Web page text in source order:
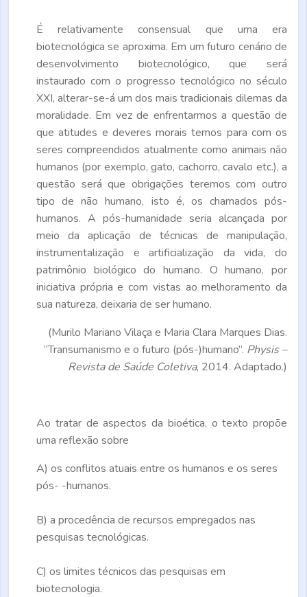
É relativamente consensual que uma era
biotecnológica se aproxima. Em um futuro cenário de
desenvolvimento biotecnológico, que será
instaurado com o progresso tecnológico no século
XXI, alterar-se-á um dos mais tradicionais dilemas da
moralidade. Em vez de enfrentarmos a questão de
que atitudes e deveres morais temos para com os
seres compreendidos atualmente como animais não
humanos (por exemplo, gato, cachorro, cavalo etc.), a
questão será que obrigações teremos com outro
tipo de não humano, isto é, os chamados pós-
humanos. A pós-humanidade seria alcançada por
meio da aplicação de técnicas de manipulação,
instrumentalização e artificialização da vida, do
patrimônio biológico do humano. O humano, por
iniciativa própria e com vistas ao melhoramento da
sua natureza, deixaria de ser humano.
(Murilo Mariano Vilaça e Maria Clara Marques Dias.
“Transumanismo e o futuro (pós-)humano”. Physis –
Revista de Saúde Coletiva, 2014. Adaptado.)
Ao tratar de aspectos da bioética, o texto propõe
uma reflexão sobre
A) os conflitos atuais entre os humanos e os seres
pós- -humanos.
B) a procedência de recursos empregados nas
pesquisas tecnológicas.
C) os limites técnicos das pesquisas em
biotecnologia.